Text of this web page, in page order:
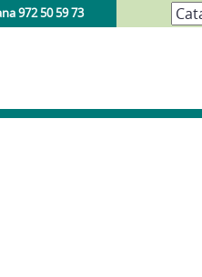
972 50 59 73